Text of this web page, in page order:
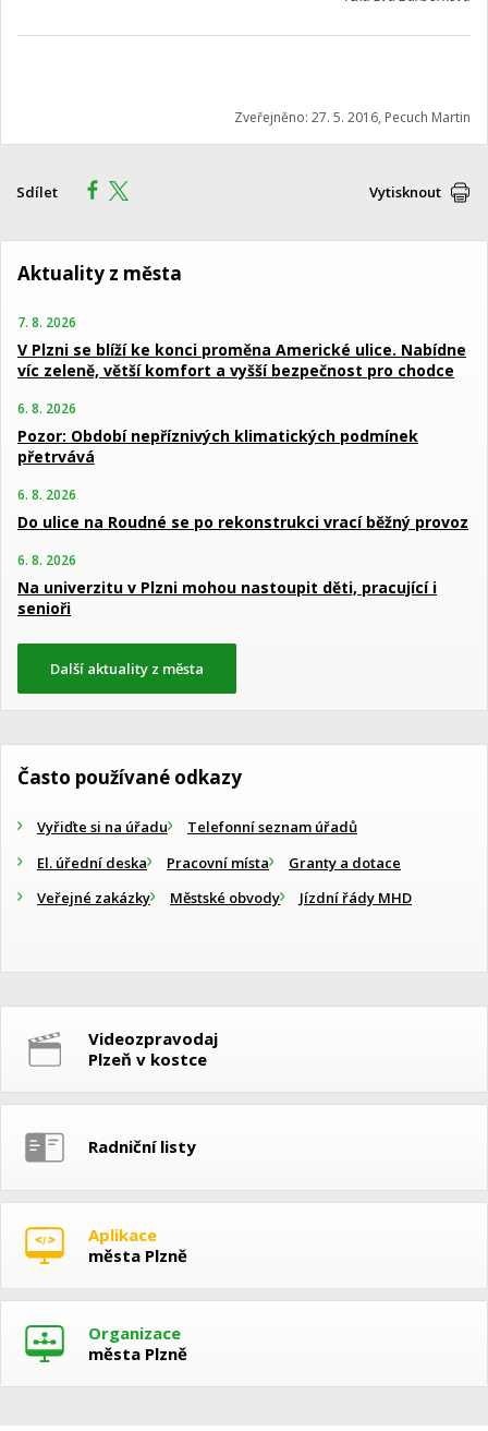
Zveřejněno: 27. 5. 2016, Pecuch Martin
Sdílet Vytisknout
Aktuality z města
7. 8. 2026
V Plzni se blíží ke konci proměna Americké ulice. Nabídne
víc zeleně, větší komfort a vyšší bezpečnost pro chodce
6. 8. 2026
Pozor: Období nepříznivých klimatických podmínek
přetrvává
6. 8. 2026
Do ulice na Roudné se po rekonstrukci vrací běžný provoz
6. 8. 2026
Na univerzitu v Plzni mohou nastoupit děti, pracující i
senioři
Další aktuality z města
Často používané odkazy
Vyřiďte si na úřadu
Telefonní seznam úřadů
El. úřední deska
Pracovní místa
Granty a dotace
Veřejné zakázky
Městské obvody Jízdní řády MHD
Videozpravodaj
Plzeň v kostce
Radniční listy
Aplikace
města Plzně
Organizace
města Plzně